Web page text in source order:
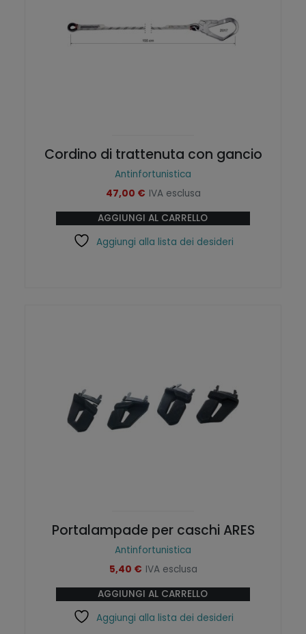
Cordino di trattenuta con gancio
Antinfortunistica
47,00 € IVA esclusa
AGGIUNGI AL CARRELLO
Aggiungi alla lista dei desideri
Portalampade per caschi ARES
Antinfortunistica
5,40 € IVA esclusa
AGGIUNGI AL CARRELLO
Aggiungi alla lista dei desideri